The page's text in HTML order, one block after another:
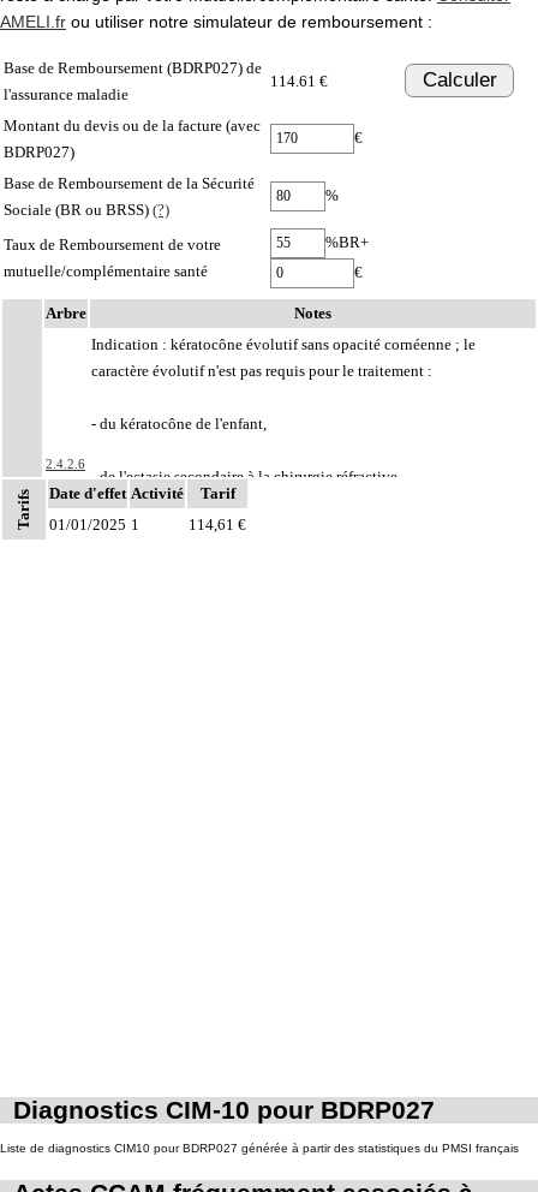
AMELI.fr ou utiliser notre simulateur de remboursement :
Base de Remboursement (BDRP027) de
l'assurance maladie
114.61 € Calculer
Montant du devis ou de la facture (avec
BDRP027)
€
Base de Remboursement de la Sécurité
Sociale (BR ou BRSS) (?)
%
Taux de Remboursement de votre
mutuelle/complémentaire santé
%BR+
€
Notes
Arbre Notes
2.4.2.6
Indication : kératocône évolutif sans opacité cornéenne ; le
caractère évolutif n'est pas requis pour le traitement :
- du kératocône de l'enfant,
- de l'ectasie secondaire à la chirurgie réfractive.
Cette technique n'est pas indiquée pour le traitement préventif du
Tarifs Date d'effet Activité
Tarif
01/01/2025 1 114,61 €
Diagnostics CIM-10 pour BDRP027
Liste de diagnostics CIM10 pour BDRP027 générée à partir des statistiques du PMSI français